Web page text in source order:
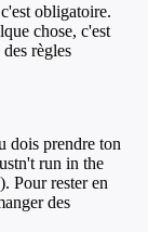
obligatoire.
chose, c'est
règles
dois prendre ton
run in the
Pour rester en
des